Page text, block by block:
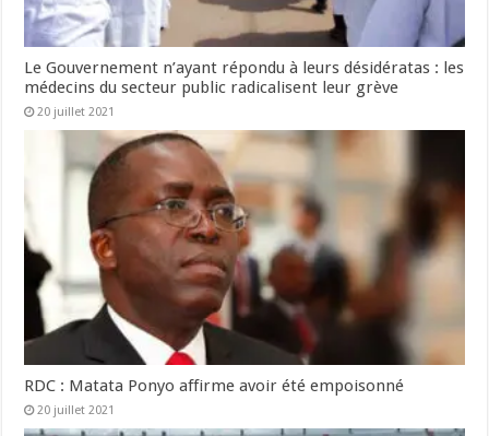
Le Gouvernement n’ayant répondu à leurs désidératas : les
médecins du secteur public radicalisent leur grève
20 juillet 2021
RDC : Matata Ponyo affirme avoir été empoisonné
20 juillet 2021